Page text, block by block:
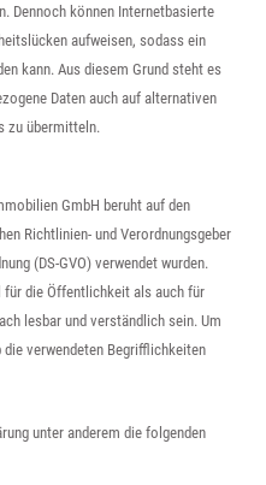
Dennoch können Internetbasierte
aufweisen, sodass ein
kann. Aus diesem Grund steht es
Daten auch auf alternativen
zu übermitteln.
GmbH beruht auf den
Richtlinien- und Verordnungsgeber
(DS-GVO) verwendet wurden.
die Öffentlichkeit als auch für
lesbar und verständlich sein. Um
verwendeten Begrifflichkeiten
unter anderem die folgenden